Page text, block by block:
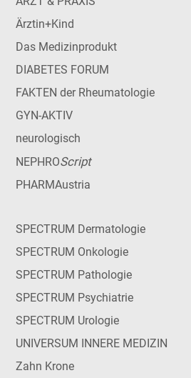
Ärztin+Kind
Das Medizinprodukt
DIABETES FORUM
FAKTEN der Rheumatologie
GYN-AKTIV
neurologisch
NEPHROScript
PHARMAustria
SPECTRUM Dermatologie
SPECTRUM Onkologie
SPECTRUM Pathologie
SPECTRUM Psychiatrie
SPECTRUM Urologie
UNIVERSUM INNERE MEDIZIN
Zahn Krone